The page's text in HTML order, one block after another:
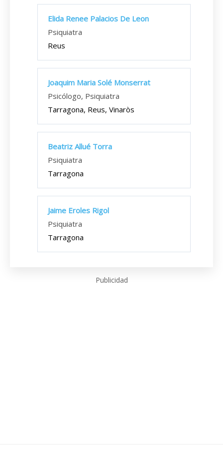
Elida Renee Palacios De Leon
Psiquiatra
Reus
Joaquim Maria Solé Monserrat
Psicólogo, Psiquiatra
Tarragona, Reus, Vinaròs
Beatriz Allué Torra
Psiquiatra
Tarragona
Jaime Eroles Rigol
Psiquiatra
Tarragona
Publicidad